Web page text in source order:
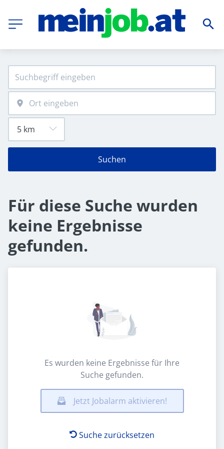
Suchen
Für diese Suche wurden
keine Ergebnisse
gefunden.
Es wurden keine Ergebnisse für Ihre
Suche gefunden.
Jetzt Jobalarm aktivieren!
Suche zurücksetzen